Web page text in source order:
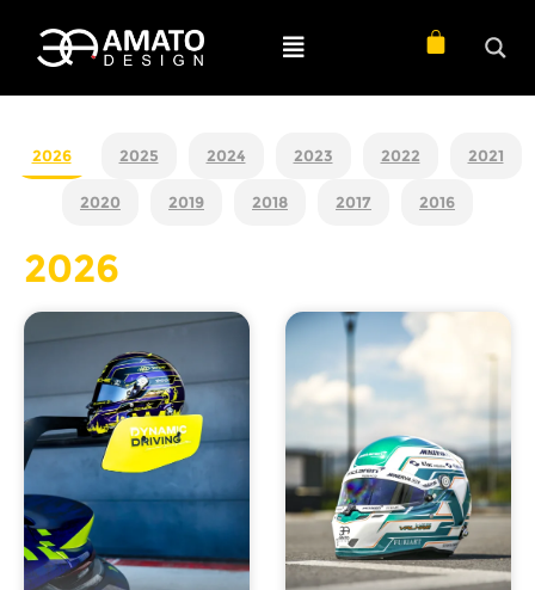
2026 2025 2024 2023 2022 2021
2020 2019 2018 2017 2016
2026